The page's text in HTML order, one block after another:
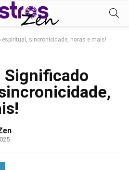
sincronicidade, horas e mais!
Significado